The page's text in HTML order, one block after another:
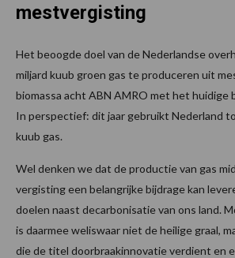
mestvergisting
Het beoogde doel van de Nederlandse
miljard kuub groen gas te produceren uit
biomassa acht ABN AMRO met het huidige
In perspectief: dit jaar gebruikt Nederland
kuub gas.
Wel denken we dat de productie van gas
vergisting een belangrijke bijdrage kan
doelen naast decarbonisatie van ons land.
is daarmee weliswaar niet de heilige graal,
die de titel doorbraakinnovatie verdient en